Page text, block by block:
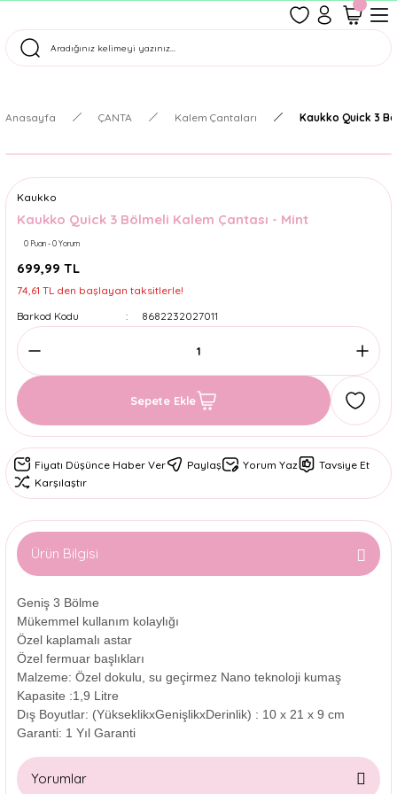
Tüm Siparişler Aynı Gün Kargoda!
Anasayfa ÇANTA Kalem Çantaları Kaukko Quick 3
Kaukko
Kaukko Quick 3 Bölmeli Kalem Çantası - Mint
0 Puan - 0 Yorum
699,99 TL
74,61 TL den başlayan taksitlerle!
Barkod Kodu
8682232027011
Sepete Ekle
Fiyatı Düşünce Haber Ver Paylaş Yorum Yaz
Tavsiye Et
Karşılaştır
Ürün Bilgisi
Geniş 3 Bölme
Mükemmel kullanım kolaylığı
Özel kaplamalı astar
Özel fermuar başlıkları
Malzeme: Özel dokulu, su geçirmez Nano teknoloji kumaş
Kapasite :1,9 Litre
Dış Boyutlar: (YükseklikxGenişlikxDerinlik) : 10 x 21 x 9 cm
Garanti: 1 Yıl Garanti
Yorumlar